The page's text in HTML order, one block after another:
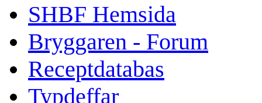
SHBF Hemsida
Bryggaren - Forum
Receptdatabas
Typdeffar